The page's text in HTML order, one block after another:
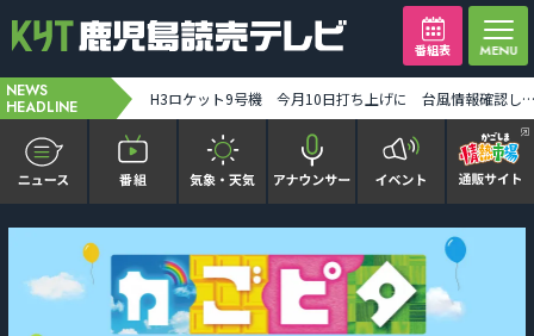
番組表
NEWS
HEADLINE 【ミッフィー】1万人突破記念セレモニー「ディック・ブルーナに学ぶモダン・アート」8月末まで [2026-08-07 19:31:00] H3ロケット9号機 今月10日打ち上げに 台風情報確認しながら最終判断 みちびき7号機搭載 [2026-08-07 19:32:00]
かごピタ FAMILIAR
KYT news every かごしま